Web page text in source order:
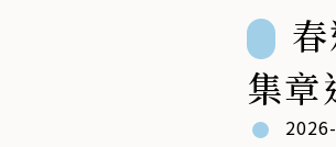
傍晚吹海
(˶ᵔ ᵕ
𓇼 𓂃
一家大小
👇
🚚 【藝術
集章